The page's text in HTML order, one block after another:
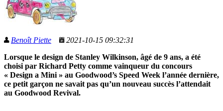
Benoît Piette
2021-10-15 09:32:31
Lorsque le design de Stanley Wilkinson, âgé de 9 ans, a été
choisi par Richard Petty comme vainqueur du concours
« Design a Mini » au Goodwood’s Speed Week l’année dernière,
ce petit garçon ne savait pas qu’un nouveau succès l’attendait
au Goodwood Revival.